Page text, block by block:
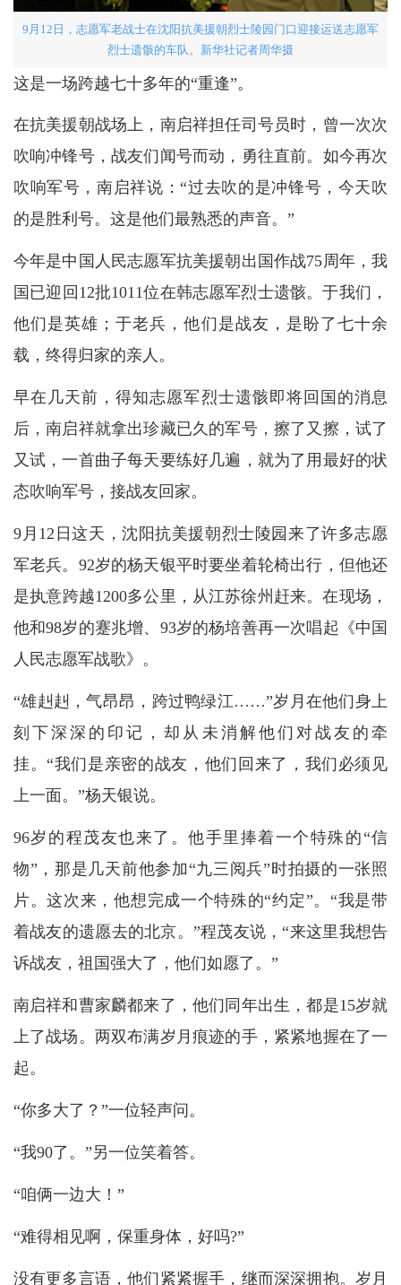
9月12日，志愿军老战士在沈阳抗美援朝烈士陵园门口迎接运送志愿军
烈士遗骸的车队。新华社记者周华摄
这是一场跨越七十多年的“重逢”。
在抗美援朝战场上，南启祥担任司号员时，曾一次次
吹响冲锋号，战友们闻号而动，勇往直前。如今再次
吹响军号，南启祥说：“过去吹的是冲锋号，今天吹
的是胜利号。这是他们最熟悉的声音。”
今年是中国人民志愿军抗美援朝出国作战75周年，我
国已迎回12批1011位在韩志愿军烈士遗骸。于我们，
他们是英雄；于老兵，他们是战友，是盼了七十余
载，终得归家的亲人。
早在几天前，得知志愿军烈士遗骸即将回国的消息
后，南启祥就拿出珍藏已久的军号，擦了又擦，试了
又试，一首曲子每天要练好几遍，就为了用最好的状
态吹响军号，接战友回家。
9月12日这天，沈阳抗美援朝烈士陵园来了许多志愿
军老兵。92岁的杨天银平时要坐着轮椅出行，但他还
是执意跨越1200多公里，从江苏徐州赶来。在现场，
他和98岁的蹇兆增、93岁的杨培善再一次唱起《中国
人民志愿军战歌》。
“雄赳赳，气昂昂，跨过鸭绿江……”岁月在他们身上
刻下深深的印记，却从未消解他们对战友的牵
挂。“我们是亲密的战友，他们回来了，我们必须见
上一面。”杨天银说。
96岁的程茂友也来了。他手里捧着一个特殊的“信
物”，那是几天前他参加“九三阅兵”时拍摄的一张照
片。这次来，他想完成一个特殊的“约定”。“我是带
着战友的遗愿去的北京。”程茂友说，“来这里我想告
诉战友，祖国强大了，他们如愿了。”
南启祥和曹家麟都来了，他们同年出生，都是15岁就
上了战场。两双布满岁月痕迹的手，紧紧地握在了一
起。
“你多大了？”一位轻声问。
“我90了。”另一位笑着答。
“咱俩一边大！”
“难得相见啊，保重身体，好吗?”
没有更多言语，他们紧紧握手，继而深深拥抱。岁月